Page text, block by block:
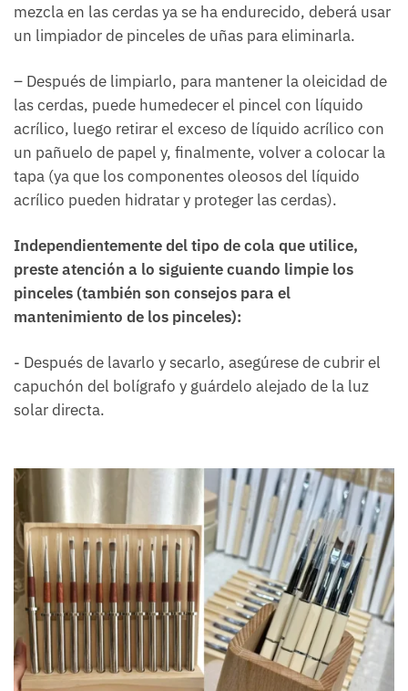
mezcla en las cerdas ya se ha endurecido, deberá usar
un limpiador de pinceles de uñas para eliminarla.
– Después de limpiarlo, para mantener la oleicidad de
las cerdas, puede humedecer el pincel con líquido
acrílico, luego retirar el exceso de líquido acrílico con
un pañuelo de papel y, finalmente, volver a colocar la
tapa (ya que los componentes oleosos del líquido
acrílico pueden hidratar y proteger las cerdas).
Independientemente del tipo de cola que utilice,
preste atención a lo siguiente cuando limpie los
pinceles (también son consejos para el
mantenimiento de los pinceles):
- Después de lavarlo y secarlo, asegúrese de cubrir el
capuchón del bolígrafo y guárdelo alejado de la luz
solar directa.